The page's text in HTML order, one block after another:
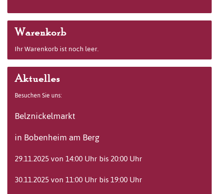
Warenkorb
Ihr Warenkorb ist noch leer.
Aktuelles
Besuchen Sie uns:
Belznickelmarkt
in Bobenheim am Berg
29.11.2025 von 14:00 Uhr bis 20:00 Uhr
30.11.2025 von 11:00 Uhr bis 19:00 Uhr